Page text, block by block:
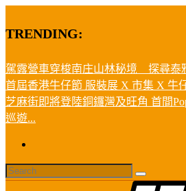
TRENDING:
駕露營車穿梭南庄山林秘境 探尋泰
首屆香港牛仔節 服裝展 X 市集 X 牛
芝麻街即將登陸銅鑼灣及旺角 首間
巡遊...